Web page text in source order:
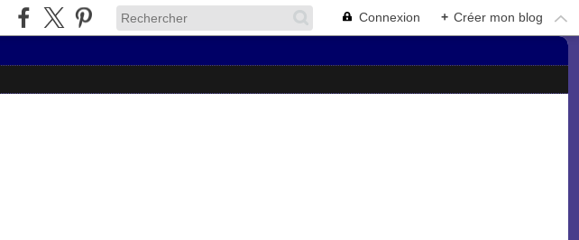
Connexion + Créer mon blog